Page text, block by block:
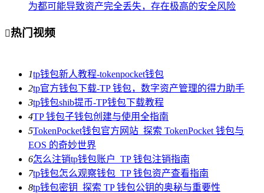
为都可能导致资产完全丢失，存在极高的安全风险
热门视频
1tp钱包新人教程-tokenpocket钱包
2tp官方钱包下载-TP 钱包，数字资产管理的得力助手
3tp钱包shib提币-TP钱包下载教程
4TP 钱包子钱包创建与使用全指南
5TokenPocket钱包官方网站_探索 TokenPocket 钱包与
EOS 的奇妙世界
6怎么注销tp钱包账户_TP 钱包注销指南
7tp钱包怎么观察钱包_TP 钱包资产查看指南
8tp钱包密钥_探索 TP 钱包公钥的奥秘与重要性